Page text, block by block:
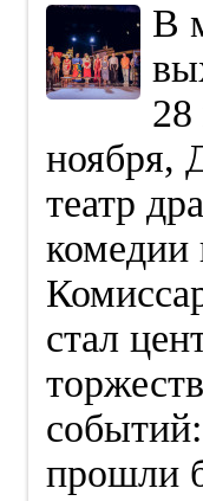
В
28
ноября,
театр
стал
прошли